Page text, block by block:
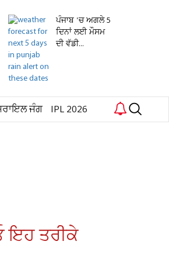
ਪੰਜਾਬ 'ਚ ਅਗਲੇ 5
ਦਿਨਾਂ ਲਈ ਮੌਸਮ
ਦੀ ਵੱਡੀ...
ਜੰਗ IPL 2026
ਇਹ ਤਰੀਕੇ